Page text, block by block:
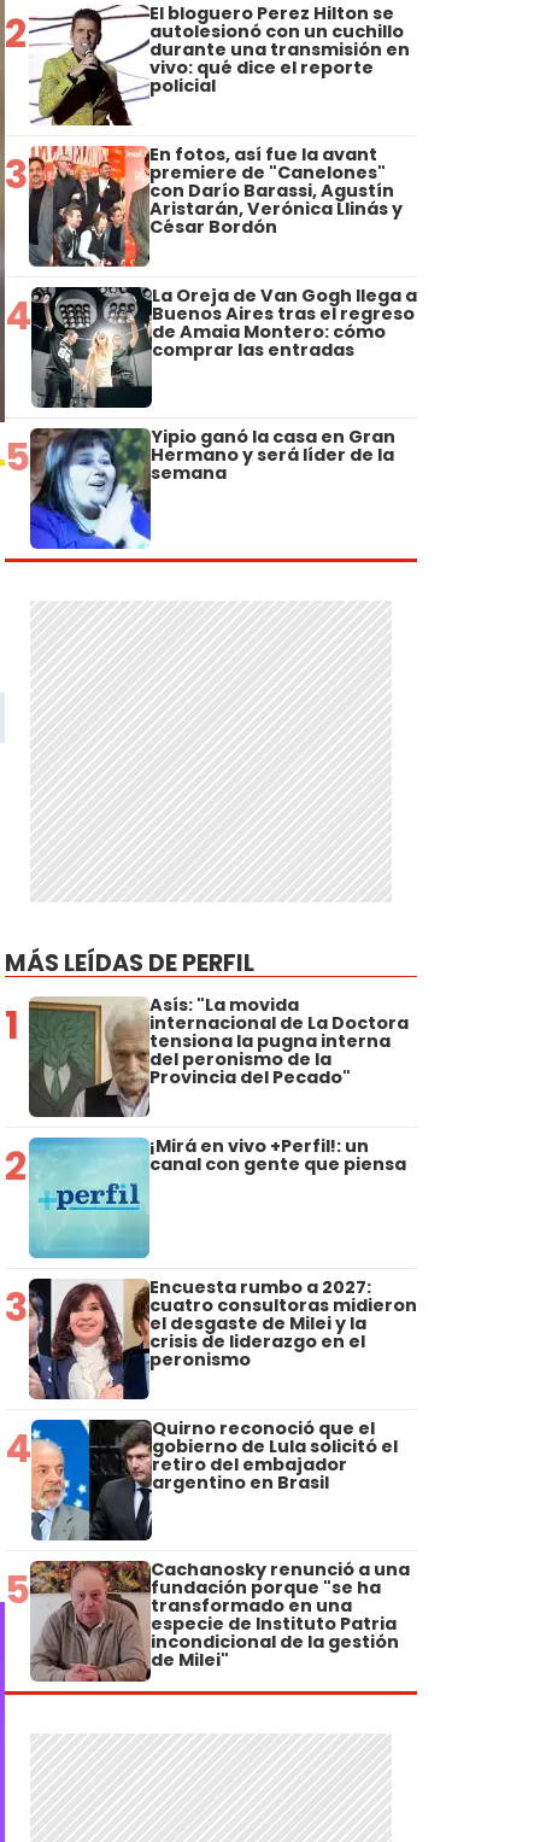
2 El bloguero Perez Hilton se
autolesionó con un cuchillo
durante una transmisión en
vivo: qué dice el reporte
policial
3 En fotos, así fue la avant
premiere de "Canelones"
con Darío Barassi, Agustín
Aristarán, Verónica Llinás y
César Bordón
4 La Oreja de Van Gogh llega a
Buenos Aires tras el regreso
de Amaia Montero: cómo
comprar las entradas
5 Yipio ganó la casa en Gran
Hermano y será líder de la
semana
MÁS LEÍDAS DE PERFIL
1 Asís: "La movida
internacional de La Doctora
tensiona la pugna interna
del peronismo de la
Provincia del Pecado"
2 ¡Mirá en vivo +Perfil!: un
canal con gente que piensa
3 Encuesta rumbo a 2027:
cuatro consultoras midieron
el desgaste de Milei y la
crisis de liderazgo en el
peronismo
4 Quirno reconoció que el
gobierno de Lula solicitó el
retiro del embajador
argentino en Brasil
5 Cachanosky renunció a una
fundación porque "se ha
transformado en una
especie de Instituto Patria
incondicional de la gestión
de Milei"